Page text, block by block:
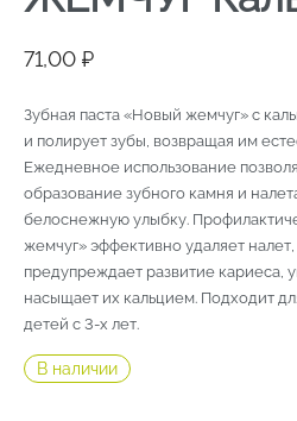
71,00 ₽
Зубная паста «Новый жемчуг» с
и полирует зубы, возвращая им
Ежедневное использование
образование зубного камня и
белоснежную улыбку.
жемчуг» эффективно удаляет
предупреждает развитие кариеса,
насыщает их кальцием. Подходит
детей с 3-х лет.
В наличии